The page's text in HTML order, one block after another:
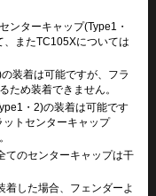
ンターキャップ(Type1・
またTC105Xについては
装着は可能ですが、フラ
ため装着できません。
・2)の装着は可能です
トセンターキャップ
てのセンターキャップは干
着した場合、フェンダーよ